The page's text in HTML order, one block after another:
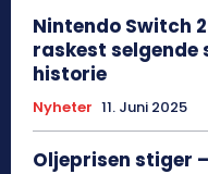
Nintendo Switch
raskest selgende
historie
Nyheter 11. Juni 2025
Oljeprisen stiger